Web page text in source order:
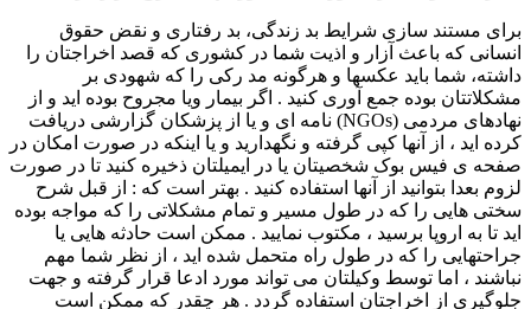
برای مستند سازی شرایط بد زندگی، بد رفتاری و نقض حقوق
انسانی که باعث آزار و اذیت شما در کشوری که قصد اخراجتان را
داشته، شما باید عکسها و هرگونه مد رکی را که شهودی بر
مشکلاتتان بوده جمع آوری کنید . اگر بیمار ویا مجروح بوده اید و از
نهادهای مردمی (NGOs) نامه ای و یا از پزشکان گزارشی دریافت
کرده اید ، از آنها کپی گرفته و نگهدارید و یا اینکه در صورت امکان در
صفحه ی فیس بوک شخصیتان یا در ایمیلتان ذخیره کنید تا در صورت
لزوم بعدا بتوانید از آنها استفاده کنید . بهتر است که : از قبل شرح
سختی هایی را که در طول مسیر و تمام مشکلاتی را که مواجه بوده
اید تا به اروپا برسید ، مکتوب نمایید . ممکن است حادثه هایی یا
جراحتهایی را که در طول راه متحمل شده اید ، از نظر شما مهم
نباشند ، اما توسط وکیلتان می تواند مورد ادعا قرار گرفته و جهت
جلوگیری از اخراجتان استفاده گردد . هر چقدر که ممکن است